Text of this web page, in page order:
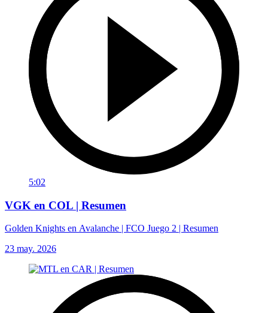
5:02
VGK en COL | Resumen
Golden Knights en Avalanche | FCO Juego 2 | Resumen
23 may. 2026